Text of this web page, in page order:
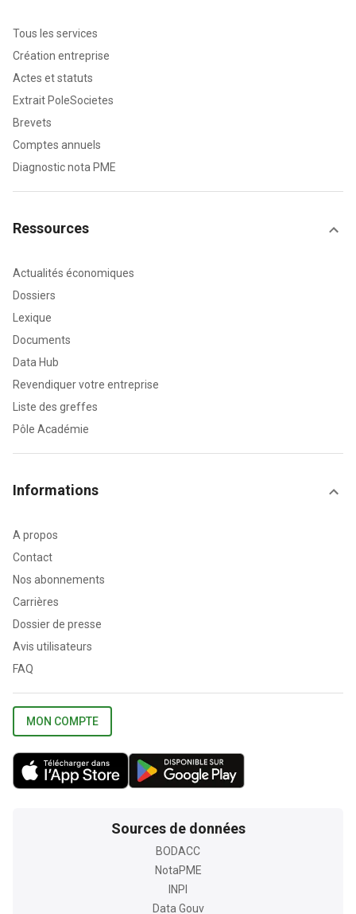
Tous les services
Création entreprise
Actes et statuts
Extrait PoleSocietes
Brevets
Comptes annuels
Diagnostic nota PME
Ressources
Actualités économiques
Dossiers
Lexique
Documents
Data Hub
Revendiquer votre entreprise
Liste des greffes
Pôle Académie
Informations
A propos
Contact
Nos abonnements
Carrières
Dossier de presse
Avis utilisateurs
FAQ
MON COMPTE
Sources de données
BODACC
NotaPME
INPI
Data Gouv